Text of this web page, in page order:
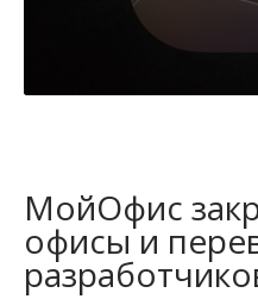
МойОфис
офисы и